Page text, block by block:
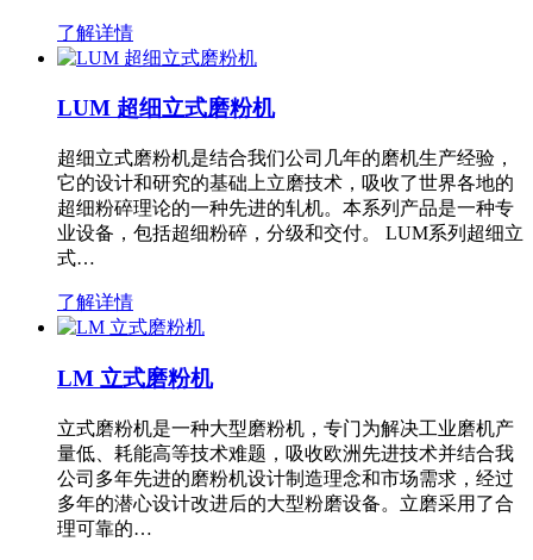
了解详情
LUM 超细立式磨粉机
超细立式磨粉机是结合我们公司几年的磨机生产经验，
它的设计和研究的基础上立磨技术，吸收了世界各地的
超细粉碎理论的一种先进的轧机。本系列产品是一种专
业设备，包括超细粉碎，分级和交付。 LUM系列超细立
式…
了解详情
LM 立式磨粉机
立式磨粉机是一种大型磨粉机，专门为解决工业磨机产
量低、耗能高等技术难题，吸收欧洲先进技术并结合我
公司多年先进的磨粉机设计制造理念和市场需求，经过
多年的潜心设计改进后的大型粉磨设备。立磨采用了合
理可靠的…